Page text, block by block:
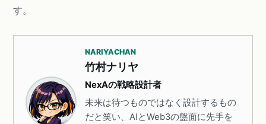
す。
NARIYACHAN
竹村ナリヤ
NexAの戦略設計者
未来は待つものではなく設計するもの
だと笑い、AIとWeb3の盤面に先手を